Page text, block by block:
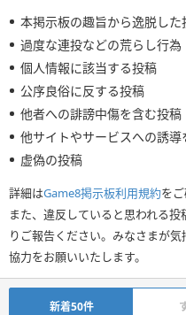
本掲示板の趣旨から逸脱した
過度な連投などの荒らし行為
個人情報に該当する投稿
公序良俗に反する投稿
他者への誹謗中傷を含む投稿
他サイトやサービスへの誘導
虚偽の投稿
詳細はGame8掲示板利用規約を
また、違反していると思われる
りご報告ください。みなさまが
協力をお願いいたします。
新着50件